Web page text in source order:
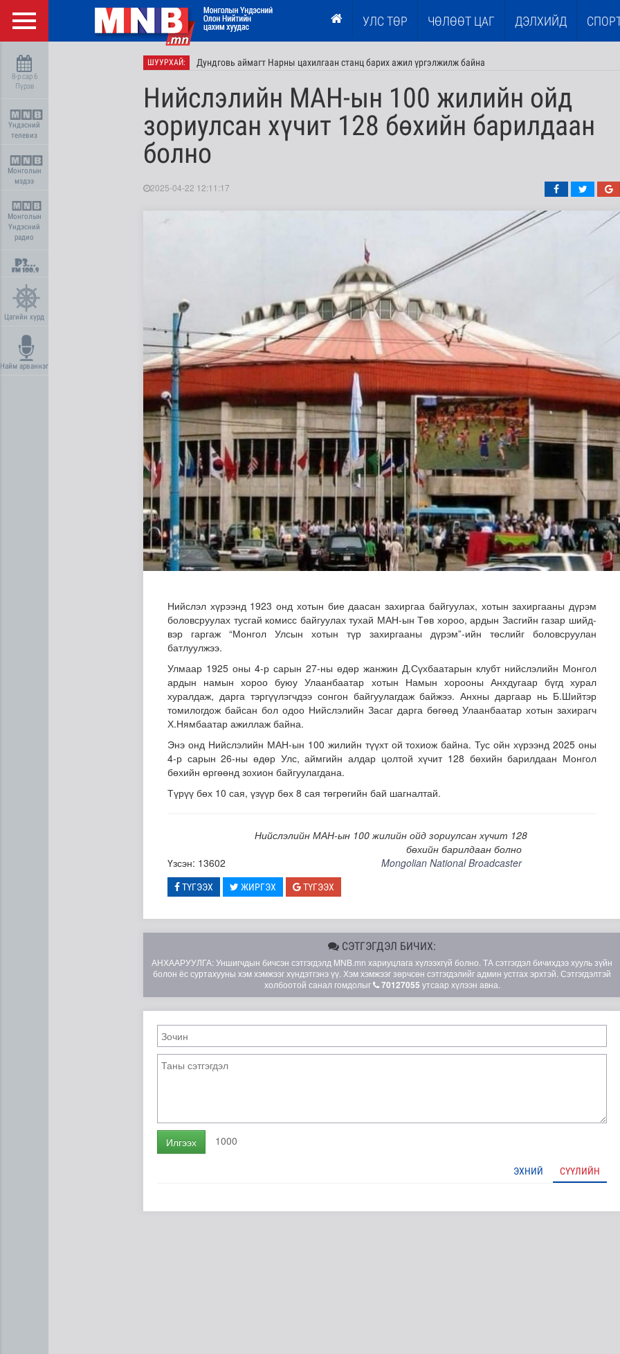
УЛС ТӨР ЧӨЛӨӨТ ЦАГ ДЭЛХИЙД
8-р сар 6
Пүрэв
Үндэсний
телевиз
Монголын
мэдээ
Монголын
Үндэсний
радио
Цагийн хүрд
Найм арваннэг
ШУУРХАЙ: Дундговь аймагт Нарны цахилгаан станц барих ажил үргэлжилж байна
Дипломат төлөөлөгчийн газруудын төлөөлөгчид COP17-ын байгууламжтай танилцлаа
Н.Номтойбаяр: Аймгуудад тулгамдаж буй асуудлуудыг 7 хоног бүр Засгийн газрын х..
Нийслэлийн МАН-ын 100 жилийн ойд
зориулсан хүчит 128 бөхийн барилдаан
болно
2025-04-22 12:11:17
Нийслэл хүрээнд 1923 онд хотын бие даасан захиргаа байгуулах, хотын захир­гааны дүрэм
боловсруулах тусгай комисс байгуулах тухай МАН-ын Төв хороо, ардын Засгийн газар шийд­
вэр гаргаж “Монгол Улсын хотын түр захиргааны дүрэм”-ийн төслийг боловс­руулан
батлуулжээ.
Улмаар 1925 оны 4-р сарын 27-ны өдөр жанжин Д.Сүхбаатарын клубт нийслэлийн Монгол
ардын намын хороо буюу Улаанбаатар хотын Намын хорооны Анхдугаар бүгд хурал
хуралдаж, дарга тэргүүлэгчдээ сонгон байгуулагдаж байжээ. Анхны даргаар нь Б.Шийтэр
томилогдож байсан бол одоо Нийслэлийн Засаг дарга бөгөөд Улаанбаатар хотын захирагч
Х.Нямбаатар ажиллаж байна.
Энэ онд Нийслэлийн МАН-ын 100 жилийн түүхт ой тохиож байна. Тус ойн хүрээнд 2025 оны
4-р сарын 26-ны өдөр Улс, аймгийн алдар цолтой хүчит 128 бөхийн барилдаан Монгол
бөхийн өргөөнд зохион байгуулагдана.
Түрүү бөх 10 сая, үзүүр бөх 8 сая төгрөгийн бай шагналтай.
Нийслэлийн МАН-ын 100 жилийн ойд зориулсан хүчит 128
бөхийн барилдаан болно
Үзсэн: 13602
Mongolian National Broadcaster
ТҮГЭЭХ ЖИРГЭХ ТҮГЭЭХ
СЭТГЭГДЭЛ БИЧИХ:
АНХААРУУЛГА: Уншигчдын бичсэн сэтгэгдэлд MNB.mn хариуцлага хүлээхгүй болно. ТА сэтгэгдэл бичихдээ хууль зүйн
болон ёс суртахууны хэм хэмжээг хүндэтгэнэ үү. Хэм хэмжээг зөрчсөн сэтгэгдэлийг админ устгах эрхтэй. Сэтгэгдэлтэй
холбоотой санал гомдолыг
70127055 утсаар хүлээн авна.
Илгээх 1000
ЭХНИЙ СҮҮЛИЙН